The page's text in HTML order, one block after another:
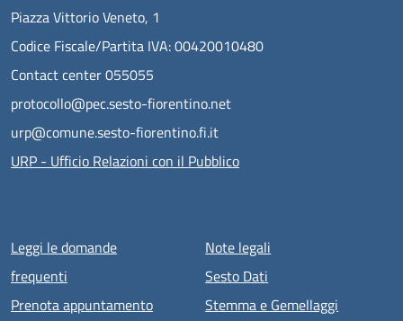
Piazza Vittorio Veneto, 1
Codice Fiscale/Partita IVA: 00420010480
Contact center 055055
protocollo@pec.sesto-fiorentino.net
urp@comune.sesto-fiorentino.fi.it
URP - Ufficio Relazioni con il Pubblico
Menu piè di pagina
Leggi le domande
frequenti
Prenota appuntamento
Note legali
Sesto Dati
Stemma e Gemellaggi